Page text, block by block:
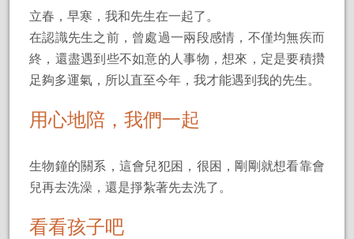
立春，早寒，我和先生在一起了。
在認識先生之前，曾處過一兩段感情，不僅均無疾而
終，還盡遇到些不如意的人事物，想來，定是要積攢
足夠多運氣，所以直至今年，我才能遇到我的先生。
用心地陪，我們一起
生物鐘的關系，這會兒犯困，很困，剛剛就想看靠會
兒再去洗澡，還是掙紮著先去洗了。
看看孩子吧